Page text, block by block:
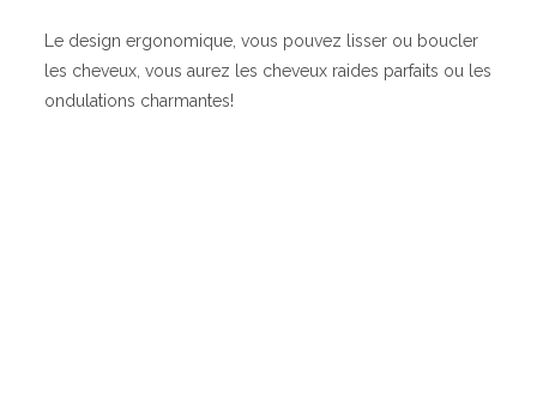
Le design ergonomique, vous pouvez lisser ou boucler
les cheveux, vous aurez les cheveux raides parfaits ou les
ondulations charmantes!